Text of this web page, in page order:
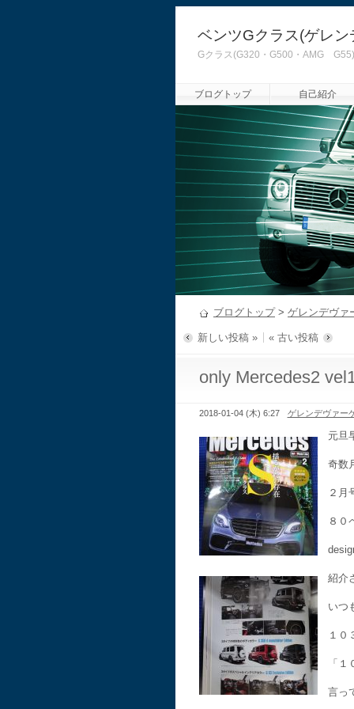
ベンツGクラス(ゲレ
Gクラス(G320・G500・AMG
ブログトップ 自己紹介
ブログトップ> ゲレンデヴァ
新しい投稿 » « 古い投稿
only Mercedes2
2018-01-04 (木) 6:27 ゲレンデヴァー
元旦
奇数
２月
８０
紹介
いつ
１０
「
言っ